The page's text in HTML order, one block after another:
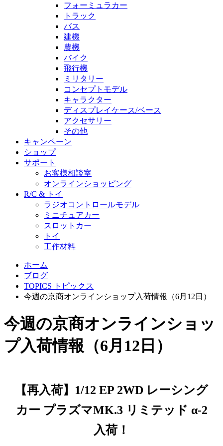
フォーミュラカー
トラック
バス
建機
農機
バイク
飛行機
ミリタリー
コンセプトモデル
キャラクター
ディスプレイケース/ベース
アクセサリー
その他
キャンペーン
ショップ
サポート
お客様相談室
オンラインショッピング
R/C & トイ
ラジオコントロールモデル
ミニチュアカー
スロットカー
トイ
工作材料
ホーム
ブログ
TOPICS トピックス
今週の京商オンラインショップ入荷情報（6月12日）
今週の京商オンラインショッ
プ入荷情報（6月12日）
【再入荷】1/12 EP 2WD レーシング
カー プラズマMK.3 リミテッド α-2
入荷！